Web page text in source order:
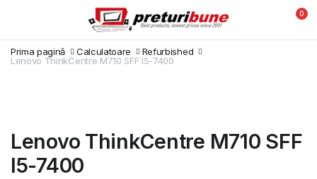
0
Prima pagină Calculatoare
Refurbished
Lenovo ThinkCentre M710 SFF I5-7400
Lenovo ThinkCentre M710 SFF
I5-7400